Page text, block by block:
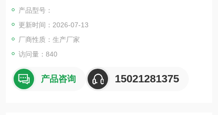
产品型号：
更新时间：2026-07-13
厂商性质：生产厂家
访问量：840
产品咨询 15021281375